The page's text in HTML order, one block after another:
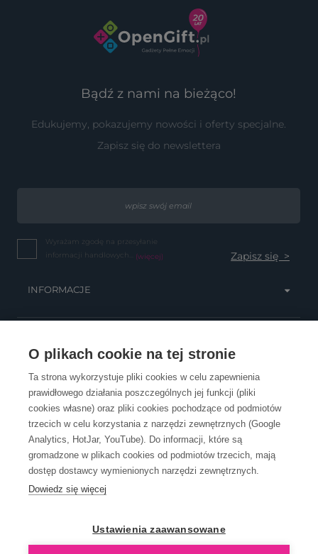
O plikach cookie na tej stronie
Ta strona wykorzystuje pliki cookies w celu zapewnienia
prawidłowego działania poszczególnych jej funkcji (pliki
cookies własne) oraz pliki cookies pochodzące od podmiotów
trzecich w celu korzystania z narzędzi zewnętrznych (Google
Analytics, HotJar, YouTube). Do informacji, które są
gromadzone w plikach cookies od podmiotów trzecich, mają
dostęp dostawcy wymienionych narzędzi zewnętrznych.
Dowiedz się więcej
Ustawienia zaawansowane
Bądź z nami na bieżąco!
Edukujemy, pokazujemy nowości i oferty specjalne.
Zapisz się do newslettera
Wyrażam zgodę na przesyłanie
informacji handlowych... (więcej)
INFORMACJE
OBSŁUGA KLIENTA
KONTAKT
OpenGift jest częścią ReflectGroup.